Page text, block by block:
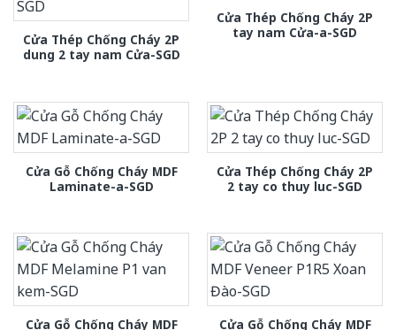
Cửa Thép Chống Cháy 2P
dung 2 tay nam Cửa-SGD
Cửa Thép Chống Cháy 2P
tay nam Cửa-a-SGD
Cửa Gỗ Chống Cháy MDF
Laminate-a-SGD
Cửa Thép Chống Cháy 2P
2 tay co thuy luc-SGD
Cửa Gỗ Chống Cháy MDF
Cửa Gỗ Chống Cháy MDF